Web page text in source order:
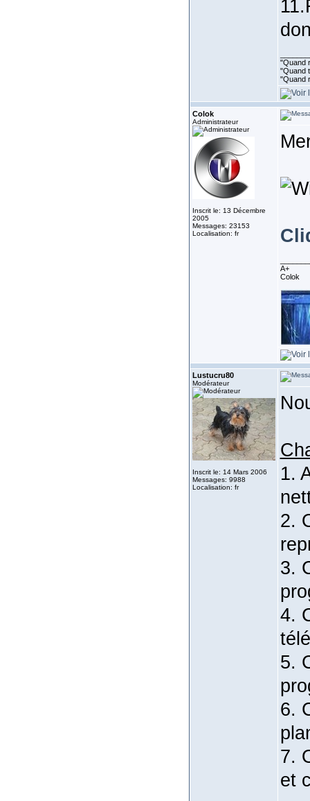
"Quand
"Quand
"Quand
Colok
Administrateur
Inscrit le: 13 Décembre
2005
Messages: 23153
Localisation: fr
A+
Colok
Lustucru80
Modérateur
Inscrit le: 14 Mars 2006
Messages: 9988
Localisation: fr
1.
2.
3.
4.
5.
6.
7.
et